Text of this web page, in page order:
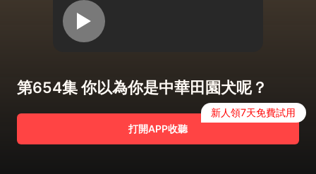
第654集 你以為你是中華田園犬呢？
打開APP收聽
新人領7天免費試用